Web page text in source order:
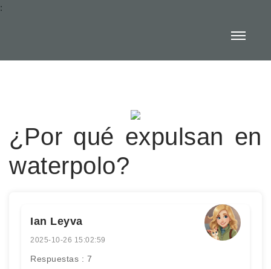
:
¿Por qué expulsan en
waterpolo?
Ian Leyva
2025-10-26 15:02:59
Respuestas : 7